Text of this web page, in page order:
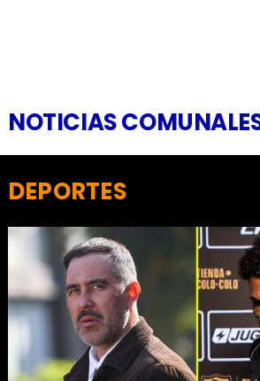
NOTICIAS
DEPORTES